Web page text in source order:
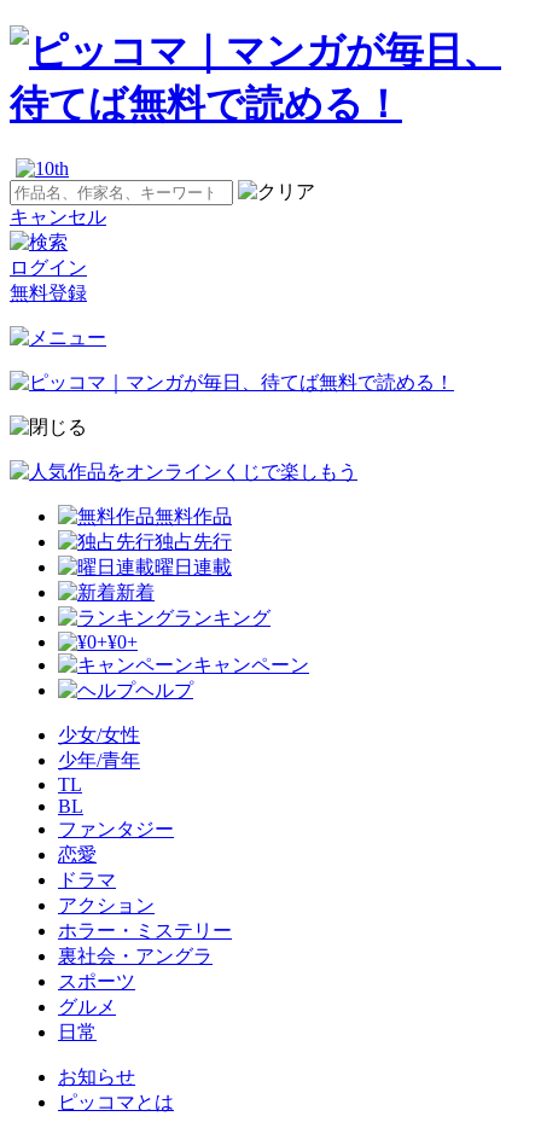
キャンセル
ログイン
無料登録
無料作品
独占先行
曜日連載
新着
ランキング
¥0+
キャンペーン
ヘルプ
少女/女性
少年/青年
TL
BL
ファンタジー
恋愛
ドラマ
アクション
ホラー・ミステリー
裏社会・アングラ
スポーツ
グルメ
日常
お知らせ
ピッコマとは